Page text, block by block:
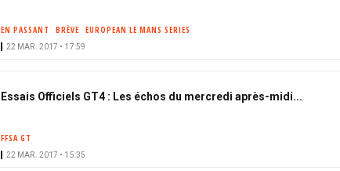
EN PASSANT BRÈVE EUROPEAN LE MANS SERIES
22 MAR. 2017 • 17:59
Essais Officiels GT4 : Les échos du mercredi après-midi...
FFSA GT
22 MAR. 2017 • 15:35